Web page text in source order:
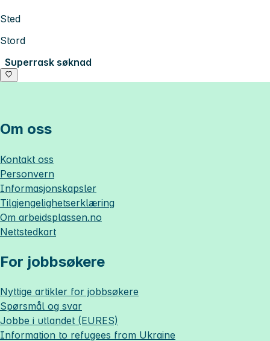
Sted
Stord
Superrask søknad
Om oss
Kontakt oss
Personvern
Informasjonskapsler
Tilgjengelighetserklæring
Om arbeidsplassen.no
Nettstedkart
For jobbsøkere
Nyttige artikler for jobbsøkere
Spørsmål og svar
Jobbe i utlandet (EURES)
Information to refugees from Ukraine